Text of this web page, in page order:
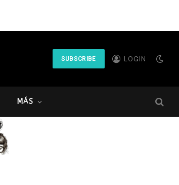
SUBSCRIBE LOGIN
MÁS